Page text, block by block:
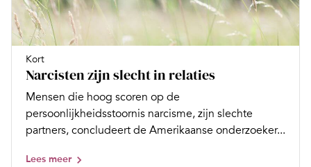
Kort
Narcisten zijn slecht in relaties
Mensen die hoog scoren op de
persoonlijkheidsstoornis narcisme, zijn slechte
partners, concludeert de Amerikaanse onderzoeker...
Lees meer